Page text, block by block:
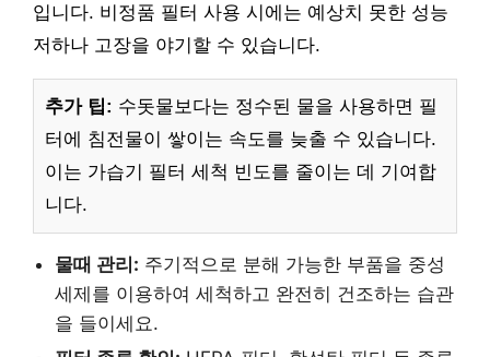
입니다. 비정품 필터 사용 시에는 예상치 못한 성능
저하나 고장을 야기할 수 있습니다.
추가 팁: 수돗물보다는 정수된 물을 사용하면 필
터에 침전물이 쌓이는 속도를 늦출 수 있습니다.
이는 가습기 필터 세척 빈도를 줄이는 데 기여합
니다.
물때 관리: 주기적으로 분해 가능한 부품을 중성
세제를 이용하여 세척하고 완전히 건조하는 습관
을 들이세요.